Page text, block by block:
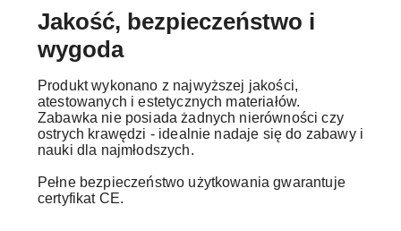
Jakość, bezpieczeństwo i
wygoda
Produkt wykonano z najwyższej jakości,
atestowanych i estetycznych materiałów.
Zabawka nie posiada żadnych nierówności czy
ostrych krawędzi - idealnie nadaje się do zabawy i
nauki dla najmłodszych.
Pełne bezpieczeństwo użytkowania gwarantuje
certyfikat CE.